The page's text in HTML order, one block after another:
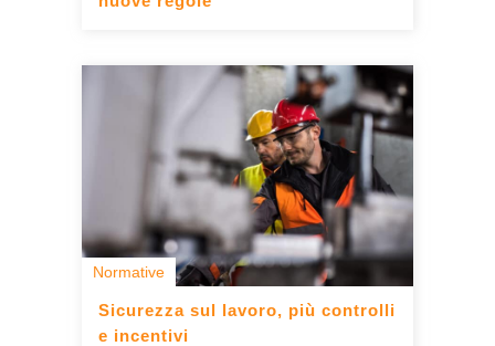
Normative
Sicurezza sul lavoro, più controlli
e incentivi